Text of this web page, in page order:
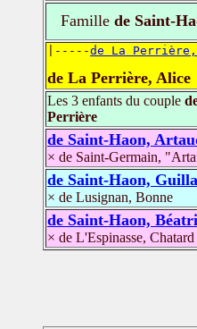
Famillede Saint-
|-----de La Perrière,
de La Perrière, Alice
Les 3 enfants du couple
Perrière
de Saint-Haon,
× de Saint-Germain,
de Saint-Haon,
× de Lusignan, Bonne
de Saint-Haon,
× de L'Espinasse, Chatard